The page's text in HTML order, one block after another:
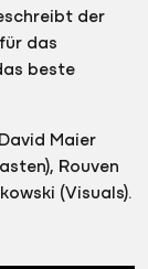
der
das
beste
Maier
Rouven
(Visuals).